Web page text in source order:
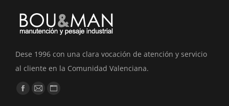
Dese 1996 con una clara vocación de atención y servicio
al cliente en la Comunidad Valenciana.
Find us on:
Facebook
MailWebsite